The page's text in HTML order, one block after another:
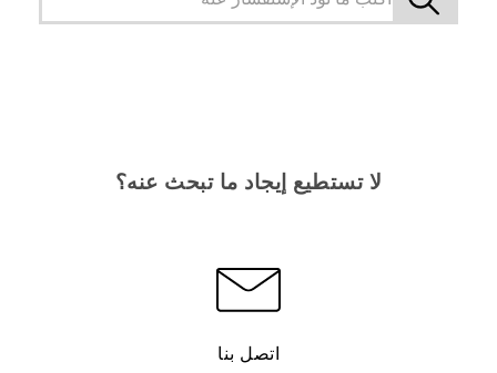
لا تستطيع إيجاد ما تبحث عنه؟
اتصل بنا